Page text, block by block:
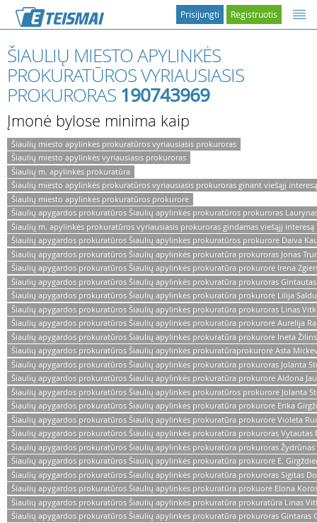
Registruotis
Prisijungti
ŠIAULIŲ MIESTO APYLINKĖS
PROKURATŪROS VYRIAUSIASIS
PROKURORAS 190743969
Įmonė bylose minima kaip
Šiaulių miesto apylinkės prokuratūros vyriausiasis prokuroras
Šiaulių miesto apylinkės vyriausiasis prokuroras
Šiaulių m. apylinkės prokuratūra
Šiaulių miesto apylinkės prokuratūros vyriausiasis prokuroras ginant viešąjį interesą
Šiaulių miesto apylinkės prokuratūros prokurorė
Šiaulių apygardos prokuratūros Šiaulių apylinkės prokuratūros prokuroras
Šiaulių m. apylinkės prokuratūros vyriausiasis prokuroras gindamas viešąjį interesą
Šiaulių apygardos prokuratūros Šiaulių apylinkės prokuratūros prokurorė Daiva
Šiaulių apygardos prokuratūros Šiaulių apylinkės prokuratūra prokuroras Jonas
Šiaulių apygardos prokuratūros Šiaulių apylinkės prokuratūra prokurorė Irena
Šiaulių apygardos prokuratūros Šiaulių apylinkės prokuratūra prokuroras
Šiaulių apygardos prokuratūros Šiaulių apylinkės prokuratūra prokurorė Lilija
Šiaulių apygardos prokuratūros Šiaulių apylinkės prokuratūra prokuroras Linas
Šiaulių apygardos prokuratūros Šiaulių apylinkės prokuratūra prokurorė Aurelija
Šiaulių apygardos prokuratūros Šiaulių apylinkės prokuratūra prokurorė Ineta
Šiaulių apygardos prokuratūros Šiaulių apylinkės prokuratūraprokurorė Asta
Šiaulių apygardos prokuratūros Šiaulių apylinkės prokuratūra prokuroras Jolanta
Šiaulių apygardos prokuratūros Šiaulių apylinkės prokuratūra prokurorė Aldona
Šiaulių apygardos prokuratūros Šiaulių apylinkės prokuratūros prokurorė Jolanta
Šiaulių apygardos prokuratūros Šiaulių apylinkės prokuratūra prokurorė Erika
Šiaulių apygardos prokuratūros Šiaulių apylinkės prokuratūra prokurorė Violeta
Šiaulių apygardos prokuratūros Šiaulių apylinkės prokuratūra prokuroras Vytautas
Šiaulių apygardos prokuratūros Šiaulių apylinkės prokuratūra prokuroras Žydrūnas
Šiaulių apygardos prokuratūros Šiaulių apylinkės prokuratūra prokurorė E.
Šiaulių apygardos prokuratūros Šiaulių apylinkės prokuratūra prokuroras Sigitas
Šiaulių apygardos prokuratūros Šiaulių apylinkės prokuratūra prokuorė Elona
Šiaulių apygardos prokuratūros Šiaulių apylinkės prokuratūra prokuratūra Linas
Šiaulių apygardos prokuratūros Šiaulių apylinkės prokuratūra prokuroras Gintaras